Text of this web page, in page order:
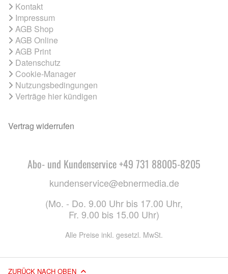
Kontakt
Impressum
AGB Shop
AGB Online
AGB Print
Datenschutz
Cookie-Manager
Nutzungsbedingungen
Verträge hier kündigen
Vertrag widerrufen
Abo- und Kundenservice +49 731 88005-8205
kundenservice@ebnermedia.de
(Mo. - Do. 9.00 Uhr bis 17.00 Uhr,
Fr. 9.00 bis 15.00 Uhr)
Alle Preise inkl. gesetzl. MwSt.
ZURÜCK NACH OBEN